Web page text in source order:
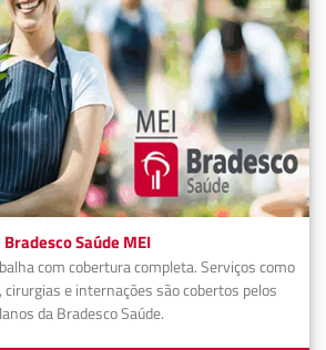
Bradesco Saúde MEI
com cobertura completa. Serviços como
e internações são cobertos pelos
da Bradesco Saúde.